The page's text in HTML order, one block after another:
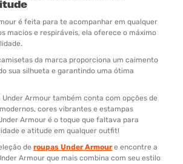
é feita para te acompanhar em qualquer
macios e respiráveis, ela oferece o máximo
da marca proporciona um caimento
sua silhueta e garantindo uma ótima
Under Armour também conta com opções de
cores vibrantes e estampas
Armour é o toque que faltava para
e atitude em qualquer outfit!
de roupas Under Armoure encontre a
Armour que mais combina com seu estilo